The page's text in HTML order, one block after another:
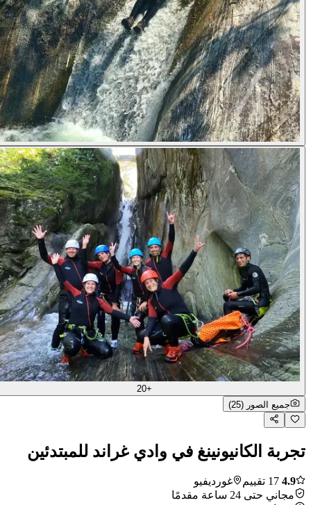
+20
جميع الصور (25)
تجربة الكانيونينغ في وادي غراند للمبتدئين
4.9
غورديفيو
مجاني حتى 24 ساعة مقدمًا